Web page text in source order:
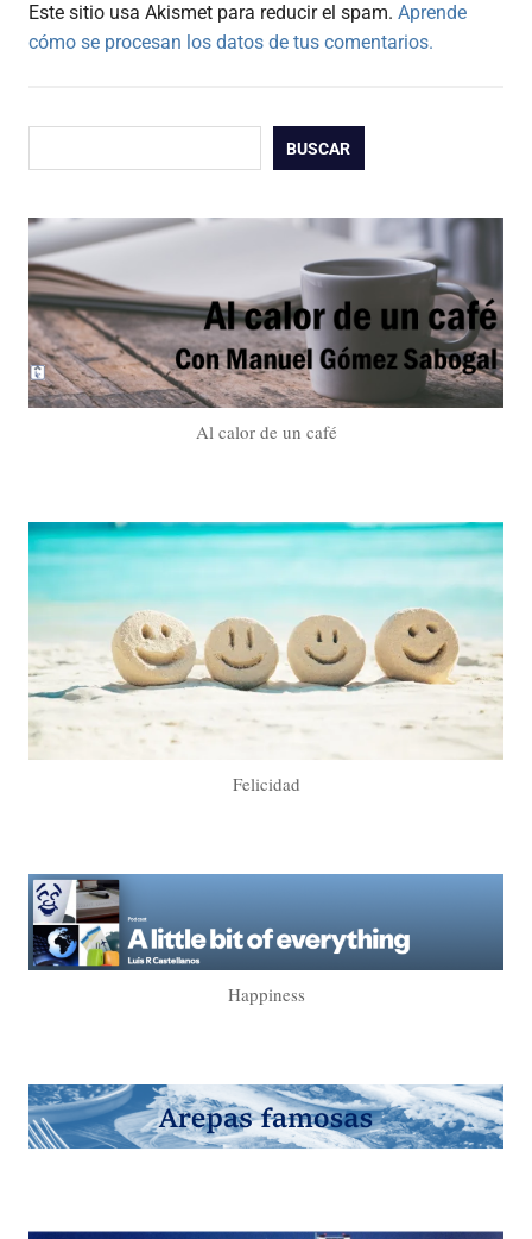
Este sitio usa Akismet para reducir el spam. Aprende
cómo se procesan los datos de tus comentarios.
BUSCAR
Al calor de un café
Felicidad
Happiness